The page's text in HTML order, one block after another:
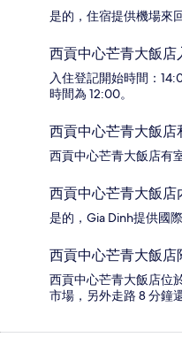
是的，住宿提供機場來
西貢中心芒青大飯店
入住登記開始時間：
時間為 12:00。
西貢中心芒青大飯店
西貢中心芒青大飯店有
西貢中心芒青大飯店
是的，Gia Dinh提供國際
西貢中心芒青大飯店
西貢中心芒青大飯店位
市場，另外走路 8 分鐘